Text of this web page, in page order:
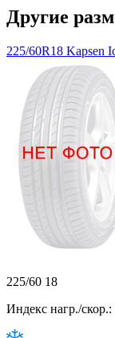
Другие
225/60R18 Kapsen
225/60 18
Индекс нагр./скор.: